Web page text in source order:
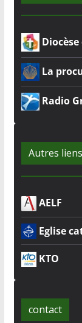
La
Radio
Autres
AELF
Eglise
KTO
contact